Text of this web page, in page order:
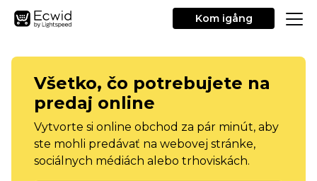
Kom igång
Všetko, čo potrebujete na
predaj online
Vytvorte si online obchod za pár minút, aby
ste mohli predávať na webovej stránke,
sociálnych médiách alebo trhoviskách.